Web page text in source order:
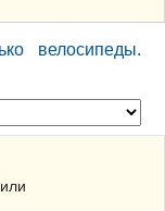
велосипеды.
или